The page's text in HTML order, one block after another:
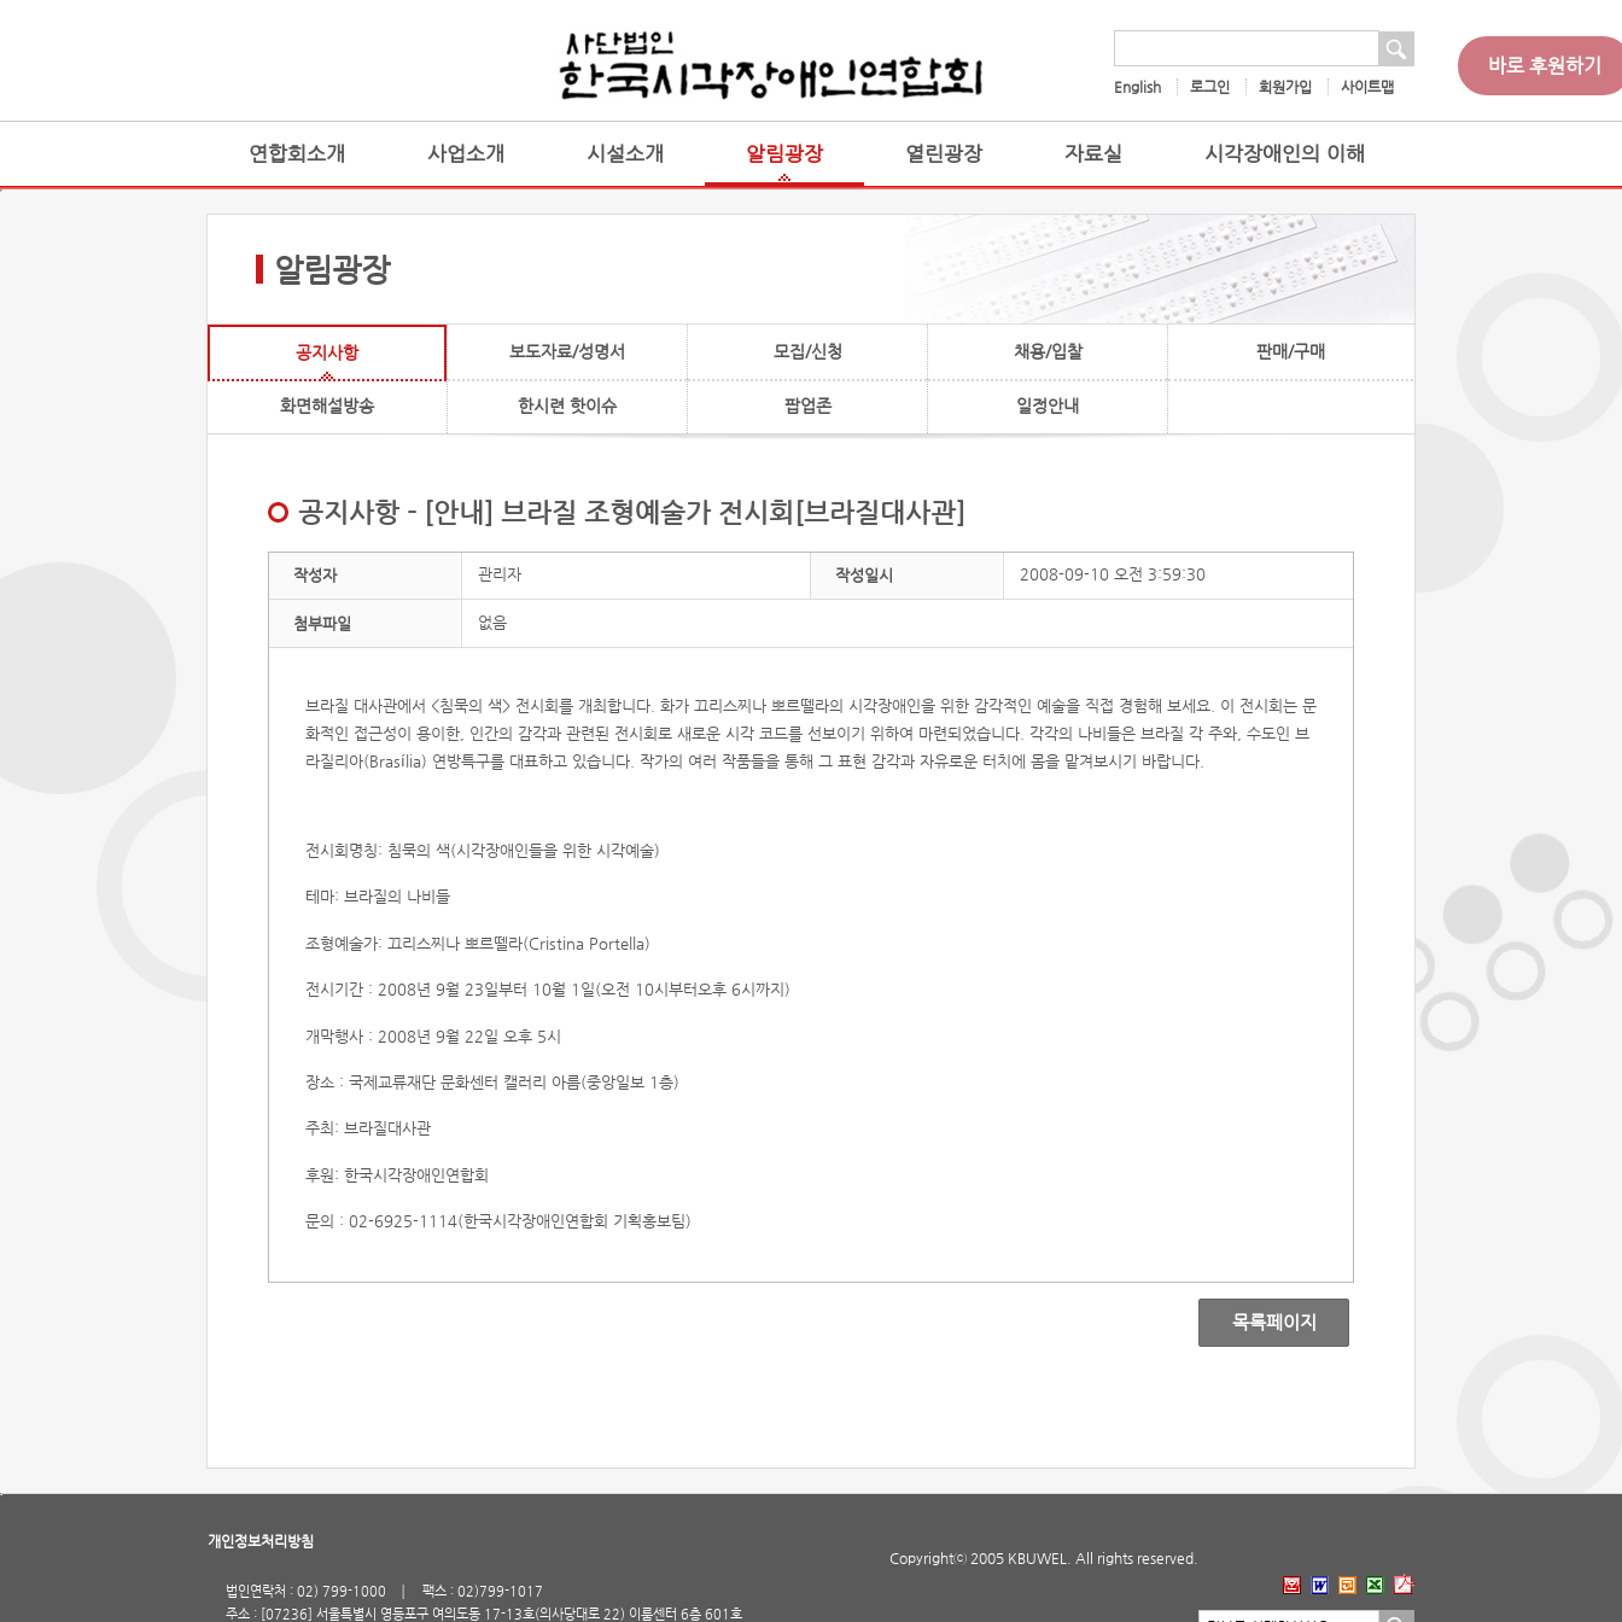
English 로그인 회원가입 사이트맵
바로 후원하기
연합회소개 사업소개 시설소개 알림광장 열린광장 자료실 시각장애인의 이해
알림광장
공지사항 보도자료/성명서 모집/신청 채용/입찰 판매/구매
화면해설방송 한시련 핫이슈 팝업존 일정안내
공지사항 - [안내] 브라질 조형예술가 전시회[브라질대사관]
작성자 관리자 작성일시 2008-09-10 오전 3:59:30
첨부파일 없음
브라질 대사관에서 <침묵의 색> 전시회를 개최합니다. 화가 끄리스찌나 뽀르뗄라의 시각장애인을 위한 감각적인 예술을 직접 경험해 보세요. 이 전시회는 문
화적인 접근성이 용이한, 인간의 감각과 관련된 전시회로 새로운 시각 코드를 선보이기 위하여 마련되었습니다. 각각의 나비들은 브라질 각 주와, 수도인 브
라질리아(Brasí lia) 연방특구를 대표하고 있습니다. 작가의 여러 작품들을 통해 그 표현 감각과 자유로운 터치에 몸을 맡겨보시기 바랍니다.
전시회명칭: 침묵의 색(시각장애인들을 위한 시각예술)
테마: 브라질의 나비들
조형예술가: 끄리스찌나 뽀르뗄라(Cristina Portella)
전시기간 : 2008년 9월 23일부터 10월 1일(오전 10시부터오후 6시까지)
개막행사 : 2008년 9월 22일 오후 5시
장소 : 국제교류재단 문화센터 캘러리 아름(중앙일보 1층)
주최: 브라질대사관
후원: 한국시각장애인연합회
문의 : 02-6925-1114(한국시각장애인연합회 기획홍보팀)
목록페이지
개인정보처리방침
법인연락처 : 02) 799-1000
팩스 : 02)799-1017
주소 : [07236] 서울특별시 영등포구 여의도동 17-13호(의사당대로 22) 이룸센터 6층 601호
Copyrightⓒ 2005 KBUWEL. All rights reserved.